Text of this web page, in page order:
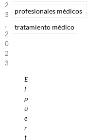
2
3
2
0
2
3
E
l
p
u
e
r
t
profesionales médicos
tratamiento médico